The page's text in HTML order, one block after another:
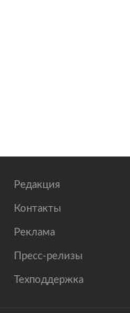
Редакция
Контакты
Реклама
Пресс-релизы
Техподдержка